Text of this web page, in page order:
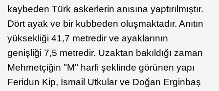
kaybeden Türk askerlerin anısına yaptırılmıştır.
Dört ayak ve bir kubbeden oluşmaktadır. Anıtın
yüksekliği 41,7 metredir ve ayaklarının
genişliği 7,5 metredir. Uzaktan bakıldığı zaman
Mehmetçiğin "M" harfi şeklinde görünen yapı
Feridun Kip, İsmail Utkular ve Doğan Erginbaş